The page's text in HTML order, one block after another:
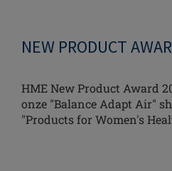
NEW PRODUCT
HME New Product Award
onze "Balance Adapt Air"
"Products for Women's